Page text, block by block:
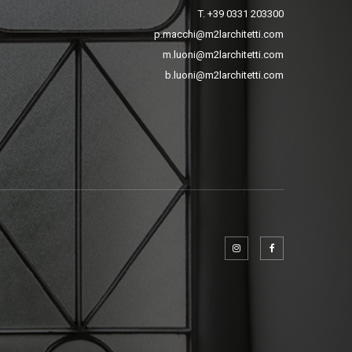
T. +39 0331 203300
p.macchi@m2larchitetti.com
m.luoni@m2larchitetti.com
b.luoni@m2larchitetti.com